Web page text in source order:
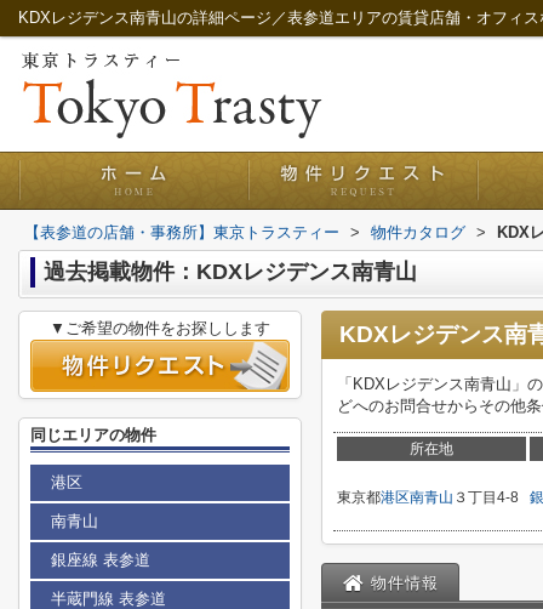
KDXレジデンス南青山の詳細ページ／表参道エリアの賃貸店舗・オフィ
【表参道の店舗・事務所】東京トラスティー > 物件カタログ > KDX
過去掲載物件：KDXレジデンス南青山
KDXレジデンス南
「KDXレジデンス南青山」
どへのお問合せからその他
所在地
東京都港区南青山 ３丁目4-8
物件情報
▼ご希望の物件をお探しします
同じエリアの物件
港区
南青山
銀座線 表参道
半蔵門線 表参道